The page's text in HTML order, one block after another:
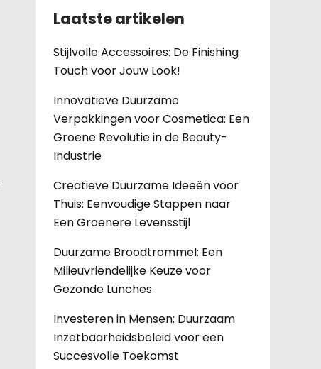
Laatste artikelen
Stijlvolle Accessoires: De Finishing
Touch voor Jouw Look!
Innovatieve Duurzame
Verpakkingen voor Cosmetica: Een
Groene Revolutie in de Beauty-
Industrie
Creatieve Duurzame Ideeën voor
Thuis: Eenvoudige Stappen naar
Een Groenere Levensstijl
Duurzame Broodtrommel: Een
Milieuvriendelijke Keuze voor
Gezonde Lunches
Investeren in Mensen: Duurzaam
Inzetbaarheidsbeleid voor een
Succesvolle Toekomst